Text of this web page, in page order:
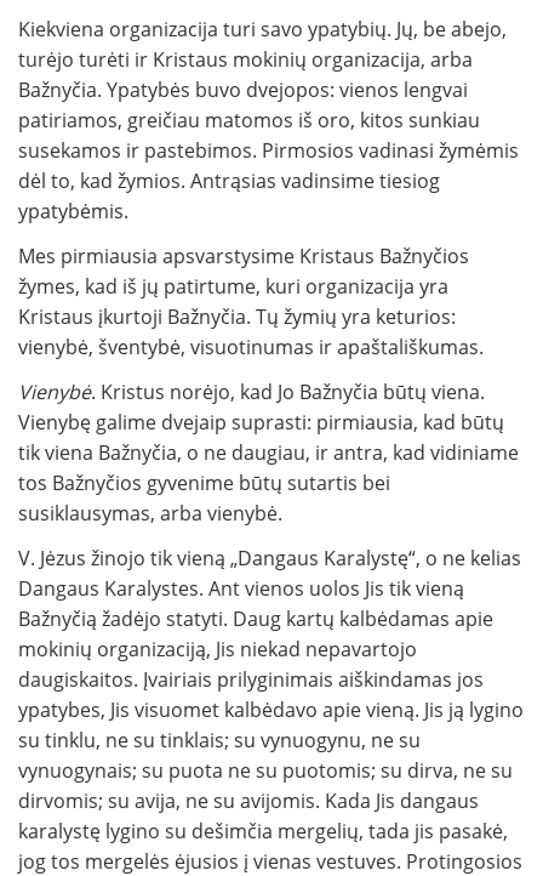
Kiekviena organizacija turi savo ypatybių. Jų, be abejo,
turėjo turėti ir Kristaus mokinių organizacija, arba
Bažnyčia. Ypatybės buvo dvejopos: vienos lengvai
patiriamos, greičiau matomos iš oro, kitos sunkiau
susekamos ir pastebimos. Pirmosios vadinasi žymėmis
dėl to, kad žymios. Antrąsias vadinsime tiesiog
ypatybėmis.
Mes pirmiausia apsvarstysime Kristaus Bažnyčios
žymes, kad iš jų patirtume, kuri organizacija yra
Kristaus įkurtoji Bažnyčia. Tų žymių yra keturios:
vienybė, šventybė, visuotinumas ir apaštališkumas.
Vienybė. Kristus norėjo, kad Jo Bažnyčia būtų viena.
Vienybę galime dvejaip suprasti: pirmiausia, kad būtų
tik viena Bažnyčia, o ne daugiau, ir antra, kad vidiniame
tos Bažnyčios gyvenime būtų sutartis bei
susiklausymas, arba vienybė.
V. Jėzus žinojo tik vieną „Dangaus Karalystę“, o ne kelias
Dangaus Karalystes. Ant vienos uolos Jis tik vieną
Bažnyčią žadėjo statyti. Daug kartų kalbėdamas apie
mokinių organizaciją, Jis niekad nepavartojo
daugiskaitos. Įvairiais prilyginimais aiškindamas jos
ypatybes, Jis visuomet kalbėdavo apie vieną. Jis ją lygino
su tinklu, ne su tinklais; su vynuogynu, ne su
vynuogynais; su puota ne su puotomis; su dirva, ne su
dirvomis; su avija, ne su avijomis. Kada Jis dangaus
karalystę lygino su dešimčia mergelių, tada jis pasakė,
jog tos mergelės ėjusios į vienas vestuves. Protingosios